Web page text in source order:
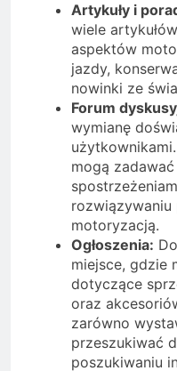
Artykuły i
wiele
aspektów
jazdy,
nowinki ze
Forum
wymianę
mogą
motoryzacją.
Ogłoszenia:
miejsce, gdzie
dotyczące
oraz
zarówno
przeszukiwać
poszukiwaniu